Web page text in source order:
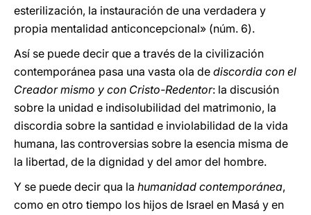
esterilización, la instauración de una verdadera y
propia mentalidad anticoncepcional» (núm. 6).
Así se puede decir que a través de la civilización
contemporánea pasa una vasta ola de discordia con el
Creador mismo y con Cristo-Redentor: la discusión
sobre la unidad e indisolubilidad del matrimonio, la
discordia sobre la santidad e inviolabilidad de la vida
humana, las controversias sobre la esencia misma de
la libertad, de la dignidad y del amor del hombre.
Y se puede decir qua la humanidad contemporánea,
como en otro tiempo los hijos de Israel en Masá y en